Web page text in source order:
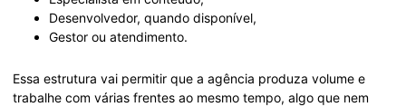
Desenvolvedor, quando disponível,
Gestor ou atendimento.
Essa estrutura vai permitir que a agência produza volume e
trabalhe com várias frentes ao mesmo tempo, algo que nem